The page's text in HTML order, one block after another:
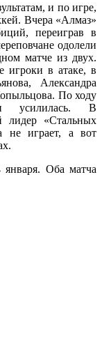
и по игре,
Вчера «Алмаз»
переиграв в
одолели
матче из двух.
игроки в атаке, в
Александра
По ходу
усилилась. В
лидер «Стальных
играет, а вот
Оба матча